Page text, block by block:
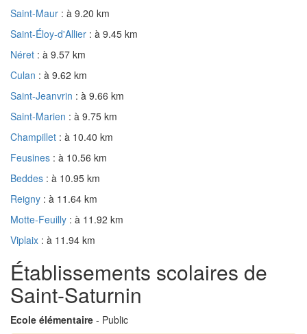
Saint-Maur : à 9.20 km
Saint-Éloy-d'Allier : à 9.45 km
Néret : à 9.57 km
Culan : à 9.62 km
Saint-Jeanvrin : à 9.66 km
Saint-Marien : à 9.75 km
Champillet : à 10.40 km
Feusines : à 10.56 km
Beddes : à 10.95 km
Reigny : à 11.64 km
Motte-Feuilly : à 11.92 km
Viplaix : à 11.94 km
Établissements scolaires de
Saint-Saturnin
Ecole élémentaire - Public